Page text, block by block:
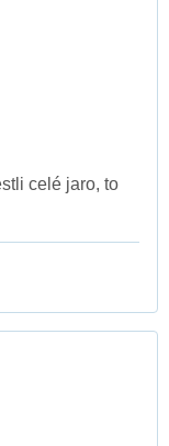
celé jaro, to